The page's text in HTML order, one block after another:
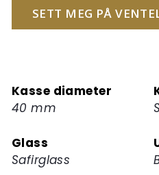
ventelisten
for
produktet
SETT MEG PÅ
Kasse diameter
40 mm
Glass
Safirglass